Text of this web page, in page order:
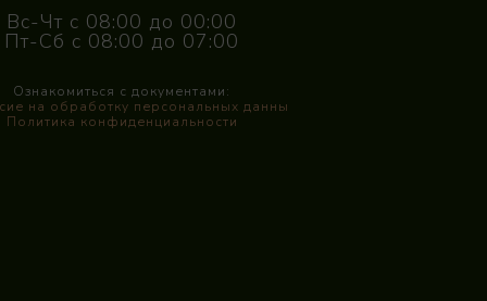
Вс-Чт с 08:00 до 00:00
Пт-Сб с 08:00 до 07:00
Ознакомиться с документами:
на обработку персональных данны
Политика конфиденциальности